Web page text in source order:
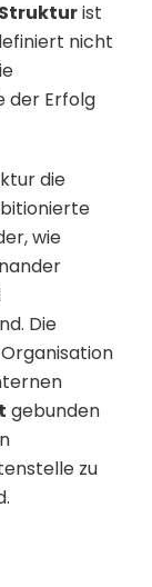
ist
nicht
der Erfolg
die
wie
Die
gebunden
zu